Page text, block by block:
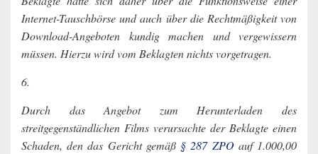
Internet-Tauschbörse und auch über die Rechtmäßigkeit von
Download-Angeboten kundig machen und vergewissern
müssen. Hierzu wird vom Beklagten nichts vorgetragen.
6.
Durch das Angebot zum Herunterladen des
streitgegenständlichen Films verursachte der Beklagte einen
Schaden, den das Gericht gemäß § 287 ZPOauf 1.000,00